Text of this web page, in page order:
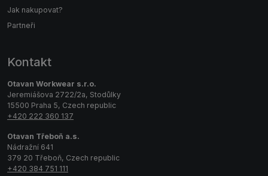
Jak nakupovat?
Partneři
Kontakt
Otavan Workwear s.r.o.
Jeremiášova 2722/2a, Stodůlky
15500 Praha 5, Czech republic
+420 222 360 137
Otavan Třeboň a.s.
Nádražní 641
379 20 Třeboň, Czech republic
+420 384 751 111